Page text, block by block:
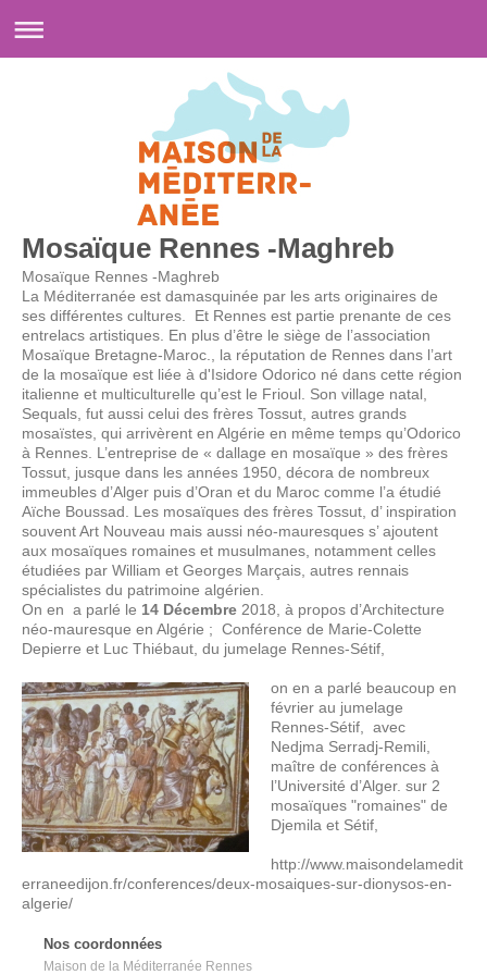
Mosaïque Rennes -Maghreb
Mosaïque Rennes -Maghreb
La Méditerranée est damasquinée par les arts originaires de
ses différentes cultures. Et Rennes est partie prenante de ces
entrelacs artistiques. En plus d’être le siège de l’association
Mosaïque Bretagne-Maroc., la réputation de Rennes dans l’art
de la mosaïque est liée à d'Isidore Odorico né dans cette région
italienne et multiculturelle qu’est le Frioul. Son village natal,
Sequals, fut aussi celui des frères Tossut, autres grands
mosaïstes, qui arrivèrent en Algérie en même temps qu’Odorico
à Rennes. L’entreprise de « dallage en mosaïque » des frères
Tossut, jusque dans les années 1950, décora de nombreux
immeubles d’Alger puis d’Oran et du Maroc comme l’a étudié
Aïche Boussad. Les mosaïques des frères Tossut, d’ inspiration
souvent Art Nouveau mais aussi néo-mauresques s’ ajoutent
aux mosaïques romaines et musulmanes, notamment celles
étudiées par William et Georges Marçais, autres rennais
spécialistes du patrimoine algérien.
On en a parlé le 14 Décembre 2018, à propos d’Architecture
néo-mauresque en Algérie ; Conférence de Marie-Colette
Depierre et Luc Thiébaut, du jumelage Rennes-Sétif,
on en a parlé beaucoup en
février au jumelage
Rennes-Sétif, avec
Nedjma Serradj-Remili,
maître de conférences à
l’Université d’Alger. sur 2
mosaïques "romaines" de
Djemila et Sétif,
http://www.maisondelamedit
erraneedijon.fr/conferences/deux-mosaiques-sur-dionysos-en-
algerie/
Nos coordonnées
Maison de la Méditerranée Rennes